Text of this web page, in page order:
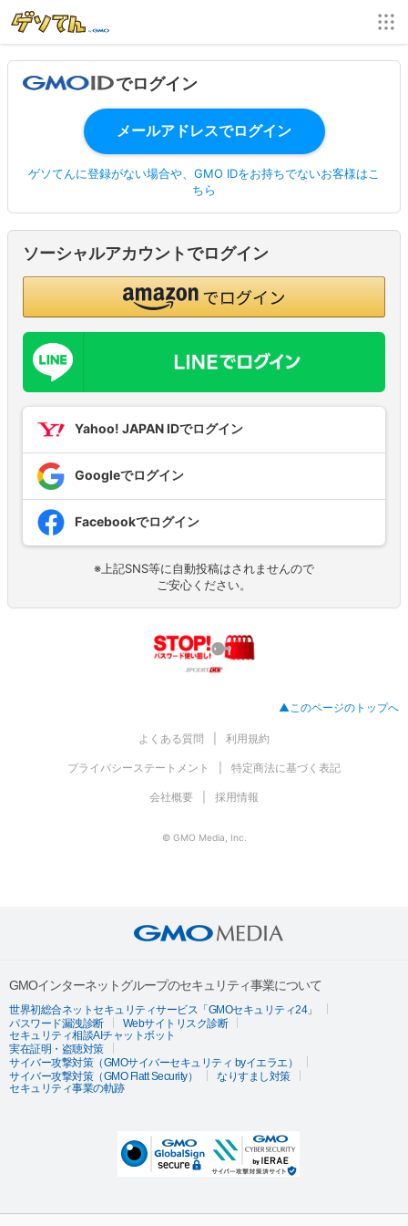
でログイン
ゲソてんに登録がない場合や、GMO IDをお持ちでないお客様はこ
ちら
ソーシャルアカウントでログイン
Yahoo! JAPAN IDでログイン
Googleでログイン
Facebookでログイン
※上記SNS等に自動投稿はされませんので
ご安心ください。
▲このページのトップへ
よくある質問 利用規約
プライバシーステートメント 特定商法に基づく表記
会社概要 採用情報
© GMO Media, Inc.
GMOインターネットグループのセキュリティ事業について
世界初総合ネットセキュリティサービス「GMOセキュリティ24」
パスワード漏洩診断
Webサイトリスク診断
セキュリティ相談AIチャットボット
実在証明・盗聴対策
サイバー攻撃対策（GMOサイバーセキュリティ byイエラエ）
サイバー攻撃対策（GMO Flatt Security）
なりすまし対策
セキュリティ事業の軌跡